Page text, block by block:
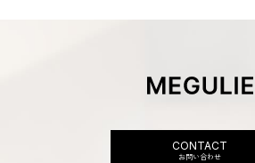
CONTACT
お問い合わせ